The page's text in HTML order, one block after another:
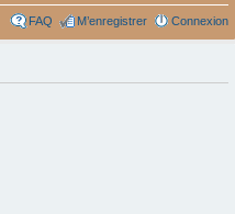
FAQ M’enregistrer Connexion